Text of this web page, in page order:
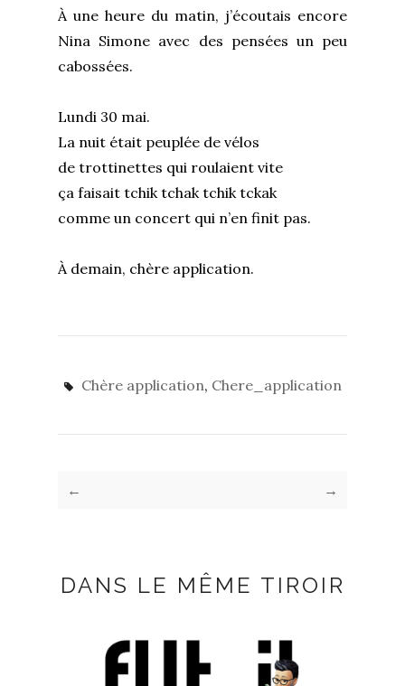
À une heure du matin, j’écoutais encore
Nina Simone avec des pensées un peu
cabossées.
Lundi 30 mai.
La nuit était peuplée de vélos
de trottinettes qui roulaient vite
ça faisait tchik tchak tchik tckak
comme un concert qui n’en finit pas.
À demain, chère application.
Chère application, Chere_application
← →
DANS LE MÊME TIROIR